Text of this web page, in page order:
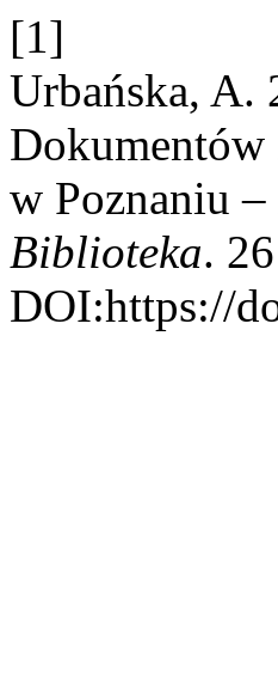
[1]
Urbańska, A.
w Poznaniu
Biblioteka.
DOI:https://